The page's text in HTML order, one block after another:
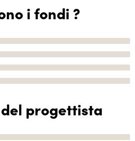
i fondi ?
progettista